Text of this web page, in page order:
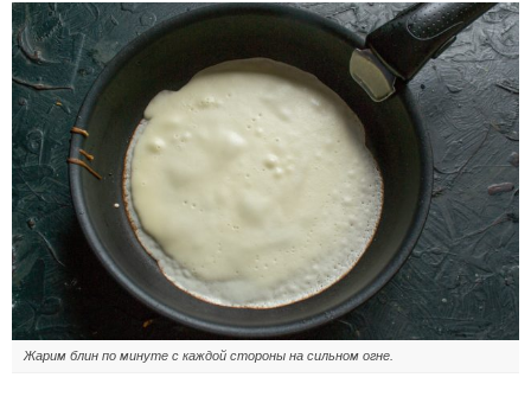
Жарим блин по минуте с каждой стороны на сильном огне.